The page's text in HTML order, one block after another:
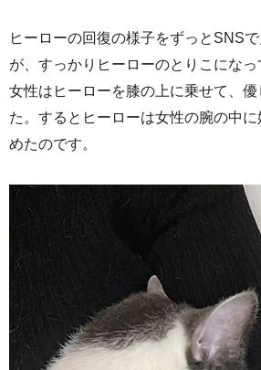
ヒーローの回復の様子をずっとSNS
が、すっかりヒーローのとりこになっ
女性はヒーローを膝の上に乗せて、
た。するとヒーローは女性の腕の中
めたのです。